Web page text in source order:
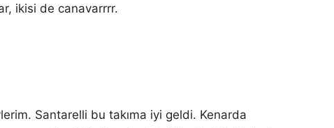
ikisi de canavarrrr.
Santarelli bu takıma iyi geldi. Kenarda